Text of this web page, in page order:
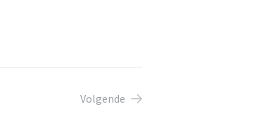
Volgende